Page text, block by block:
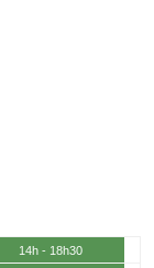
14h - 18h30